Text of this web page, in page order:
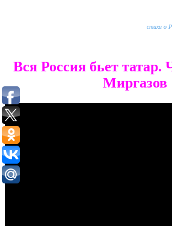
стихи о
Вся Россия бьет татар.
Миргазов